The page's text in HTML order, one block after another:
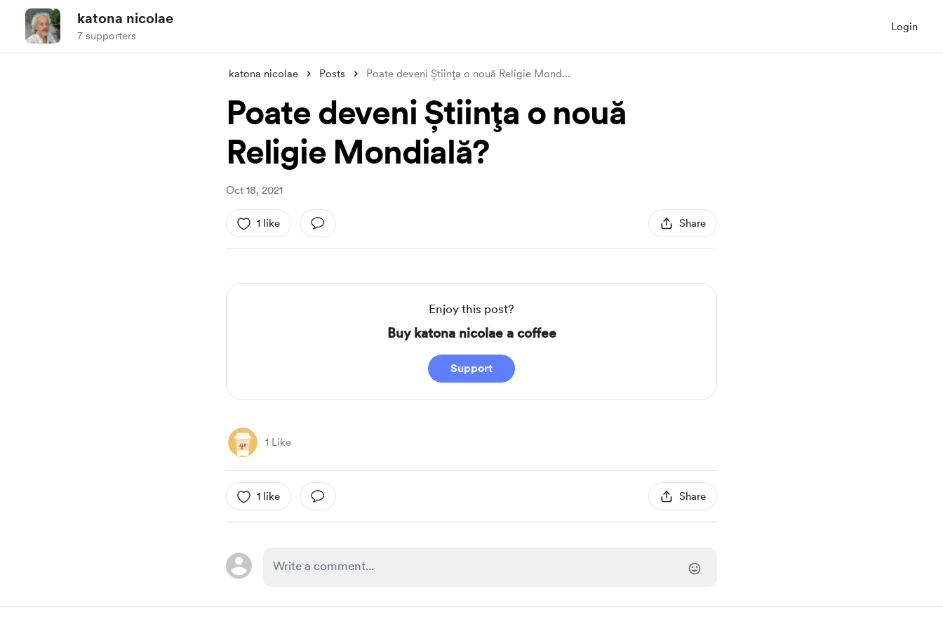
katona nicolae
7 supporters
Login
katona nicolae Posts Poate deveni Știința o nouă Religie Mond...
Poate deveni Știința o nouă
Religie Mondială?
Oct 18, 2021
1 like Share
Enjoy this post?
Buy katona nicolae a coffee
Support
1 Like
1 like Share